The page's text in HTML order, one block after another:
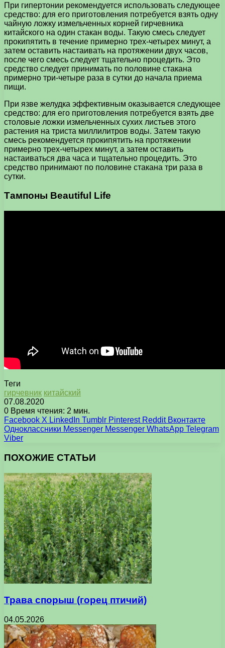
При гипертонии рекомендуется использовать следующее
средство: для его приготовления потребуется взять одну
чайную ложку измельченных корней гирчевника
китайского на один стакан воды. Такую смесь следует
прокипятить в течение примерно трех-четырех минут, а
затем оставить настаивать на протяжении двух часов,
после чего смесь следует тщательно процедить. Это
средство следует принимать по половине стакана
примерно три-четыре раза в сутки до начала приема
пищи.
При язве желудка эффективным оказывается следующее
средство: для его приготовления потребуется взять две
столовые ложки измельченных сухих листьев этого
растения на триста миллилитров воды. Затем такую
смесь рекомендуется прокипятить на протяжении
примерно трех-четырех минут, а затем оставить
настаиваться два часа и тщательно процедить. Это
средство принимают по половине стакана три раза в
сутки.
Тампоны Beautiful Life
Теги
гирчевник китайский
07.08.2020
0 Время чтения: 2 мин.
Facebook X LinkedIn Tumblr Pinterest Reddit Вконтакте
Одноклассники Messenger Messenger WhatsApp Telegram
Viber
ПОХОЖИЕ СТАТЬИ
Трава спорыш (горец птичий)
04.05.2026